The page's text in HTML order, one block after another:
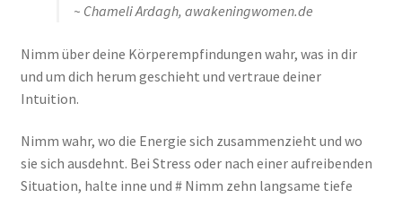
~ Chameli Ardagh, awakeningwomen.de
Nimm über deine Körperempfindungen wahr, was in dir
und um dich herum geschieht und vertraue deiner
Intuition.
Nimm wahr, wo die Energie sich zusammenzieht und wo
sie sich ausdehnt. Bei Stress oder nach einer aufreibenden
Situation, halte inne und # Nimm zehn langsame tiefe